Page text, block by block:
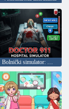
Bolnički simulator: Doktor 911